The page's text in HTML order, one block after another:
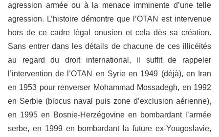
agression armée ou à la menace imminente d’une telle
agression. L’histoire démontre que l’OTAN est intervenue
hors de ce cadre légal onusien et cela dès sa création.
Sans entrer dans les détails de chacune de ces illicéités
au regard du droit international, il suffit de rappeler
l’intervention de l’OTAN en Syrie en 1949 (déjà), en Iran
en 1953 pour renverser Mohammad Mossadegh, en 1992
en Serbie (blocus naval puis zone d’exclusion aérienne),
en 1995 en Bosnie-Herzégovine en bombardant l’armée
serbe, en 1999 en bombardant la future ex-Yougoslavie,